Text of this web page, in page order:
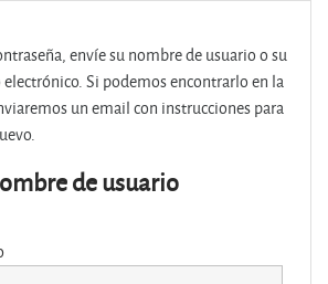
envíe su nombre de usuario o su
Si podemos encontrarlo en la
un email con instrucciones para
de usuario